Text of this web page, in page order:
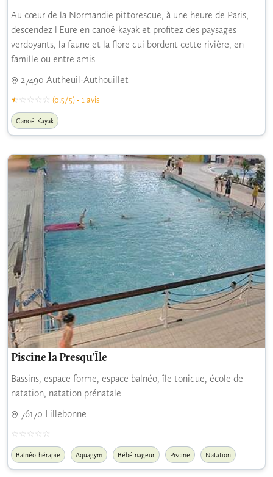
Au cœur de la Normandie pittoresque, à une heure de Paris,
descendez l'Eure en canoë-kayak et profitez des paysages
verdoyants, la faune et la flore qui bordent cette rivière, en
famille ou entre amis
27490 Autheuil-Authouillet
(0.5/5) - 1 avis
Canoë-Kayak
Piscine la Presqu'Île
Bassins, espace forme, espace balnéo, île tonique, école de
natation, natation prénatale
76170 Lillebonne
Balnéothérapie Aquagym Bébé nageur Piscine Natation